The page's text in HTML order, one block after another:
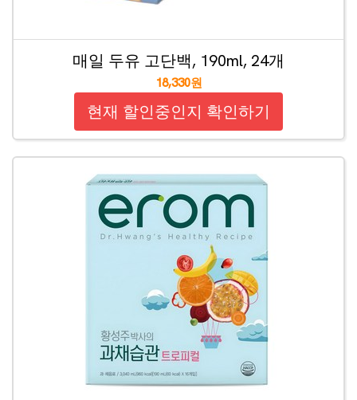
매일 두유 고단백, 190ml, 24개
18,330원
현재 할인중인지 확인하기